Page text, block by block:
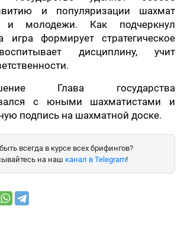
и популяризации шахмат
и молодежи. Как подчеркнул
игра формирует стратегическое
дисциплину, учит
Глава государства
с юными шахматистами и
подпись на шахматной доске.
всегда в курсе всех брифингов?
на наш канал в Telegram!